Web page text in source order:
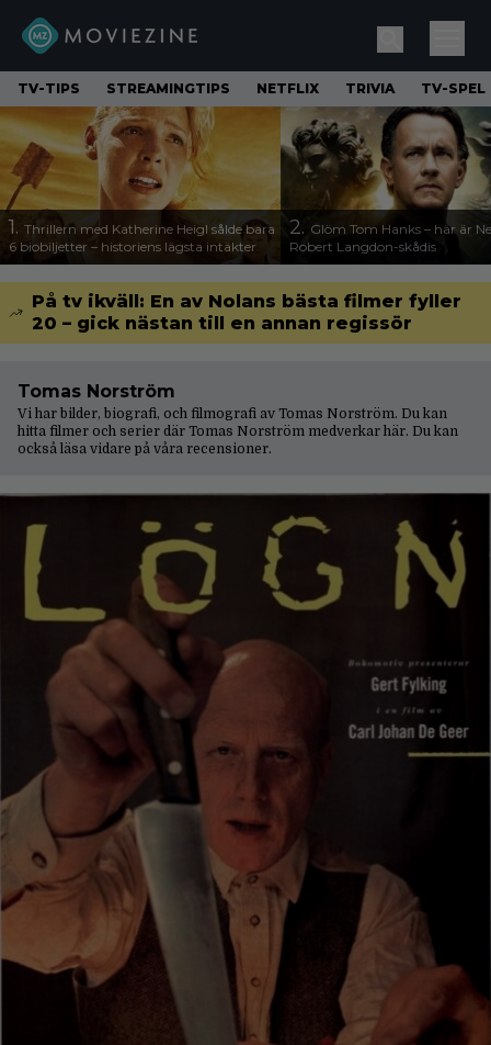
TV-TIPS STREAMINGTIPS NETFLIX TRIVIA TV-SPEL
1. Thrillern med Katherine Heigl sålde bara
6 biobiljetter – historiens lägsta intäkter
2. Glöm Tom Hanks – här är
Robert Langdon-skådis
På tv ikväll: En av Nolans bästa filmer fyller
20 – gick nästan till en annan regissör
Tomas Norström
Vi har bilder, biografi, och filmografi av Tomas Norström. Du kan
hitta filmer och serier där Tomas Norström medverkar här. Du kan
också läsa vidare på våra recensioner.